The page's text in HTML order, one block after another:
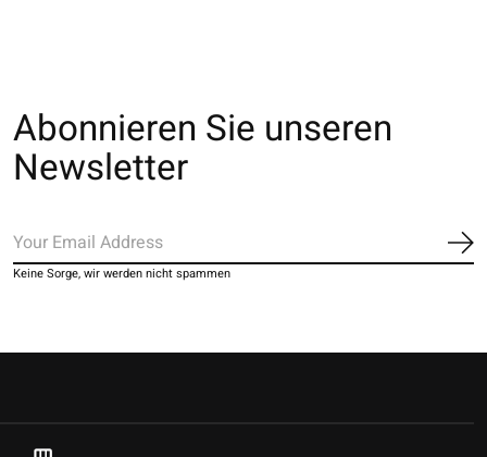
Abonnieren Sie unseren
Newsletter
Keine Sorge, wir werden nicht spammen